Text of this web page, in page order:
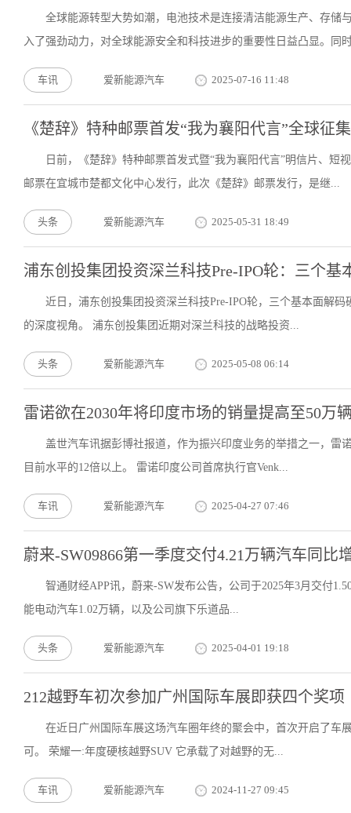
全球能源转型大势如潮，电池技术是连接清洁能源生产、存储
入了强劲动力，对全球能源安全和科技进步的重要性日益凸显。同
车讯 爱新能源汽车 2025-07-16 11:48
《楚辞》特种邮票首发“我为襄阳代言”全球征
日前，《楚辞》特种邮票首发式暨“我为襄阳代言”明信片、
邮票在宜城市楚都文化中心发行，此次《楚辞》邮票发行，是继...
头条 爱新能源汽车 2025-05-31 18:49
浦东创投集团投资深兰科技Pre-IPO轮：三个
近日，浦东创投集团投资深兰科技Pre-IPO轮，三个基本面解
的深度视角。 浦东创投集团近期对深兰科技的战略投资...
头条 爱新能源汽车 2025-05-08 06:14
雷诺欲在2030年将印度市场的销量提高至50万
盖世汽车讯据彭博社报道，作为振兴印度业务的举措之一，雷
目前水平的12倍以上。 雷诺印度公司首席执行官Venk...
车讯 爱新能源汽车 2025-04-27 07:46
蔚来-SW09866第一季度交付4.21万辆汽车同比
智通财经APP讯，蔚来-SW发布公告，公司于2025年3月交付
能电动汽车1.02万辆，以及公司旗下乐道品...
头条 爱新能源汽车 2025-04-01 19:18
212越野车初次参加广州国际车展即获四个奖项
在近日广州国际车展这场汽车圈年终的聚会中，首次开启了车
可。 荣耀一:年度硬核越野SUV 它承载了对越野的无...
车讯 爱新能源汽车 2024-11-27 09:45